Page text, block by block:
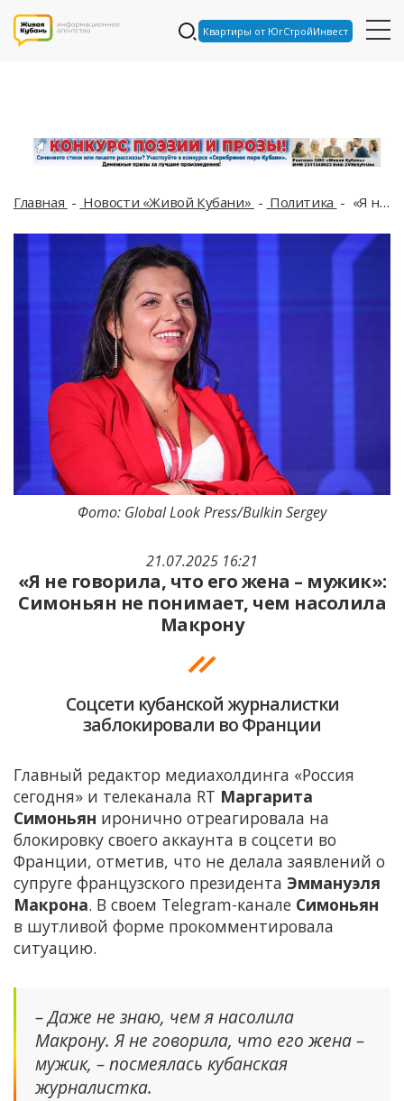
Квартиры от ЮгСтройИнвест
Главная Новости «Живой Кубани» Политика «Я не говорила, что его жена – мужик»: Симоньян не понимает, чем насолила Макрону
21.07.2025 16:21
«Я не говорила, что его жена – мужик»:
Симоньян не понимает, чем насолила
Макрону
Соцсети кубанской журналистки
заблокировали во Франции
Фото: Global Look Press/Bulkin Sergey
Главный редактор медиахолдинга «Россия
сегодня» и телеканала RT Маргарита
Симоньян иронично отреагировала на
блокировку своего аккаунта в соцсети во
Франции, отметив, что не делала заявлений о
супруге французского президента Эммануэля
Макрона. В своем Telegram-канале Симоньян
в шутливой форме прокомментировала
ситуацию.
– Даже не знаю, чем я насолила
Макрону. Я не говорила, что его жена –
мужик, – посмеялась кубанская
журналистка.